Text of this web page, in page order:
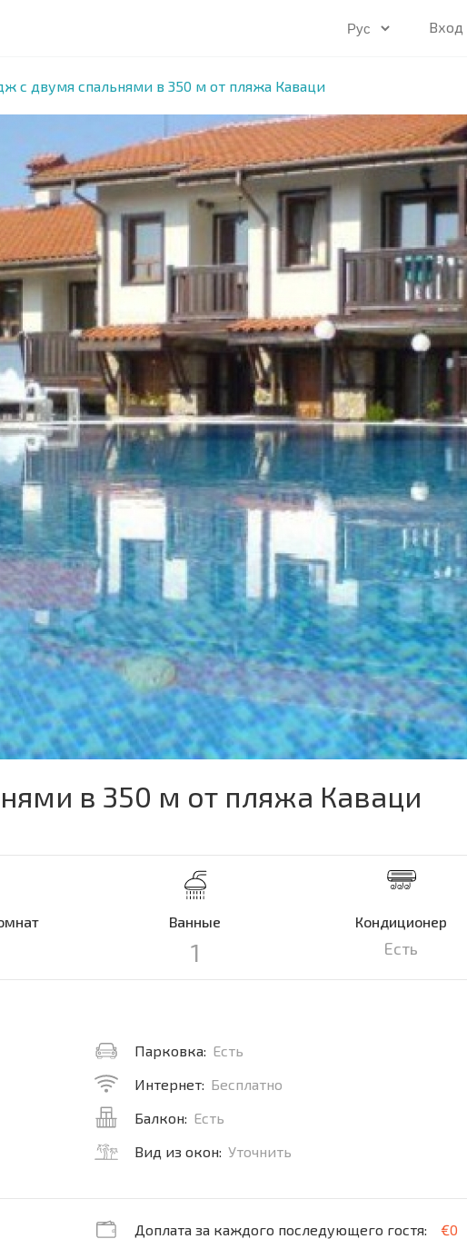
Вход
с двумя спальнями в 350 м от пляжа Каваци
в 350 м от пляжа Каваци
Ванные
1
Кондиционер
Есть
Парковка: Есть
Интернет: Бесплатно
Балкон: Есть
Вид из окон: Уточнить
Доплата за каждого последующего гостя:
€0